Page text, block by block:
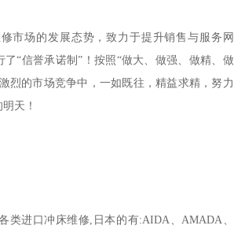
市场的发展态势，致力于提升销售与服务网
了“信誉承诺制”！按照“做大、做强、做精、做
烈的市场竞争中，一如既往，精益求精，努力
天！
进口冲床维修,日本的有:AIDA、AMADA、